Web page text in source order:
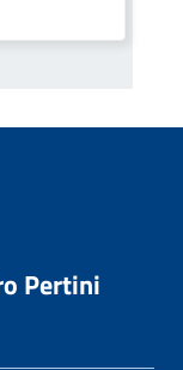
Pertini